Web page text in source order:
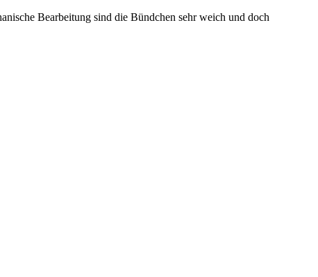
Bearbeitung sind die Bündchen sehr weich und doch